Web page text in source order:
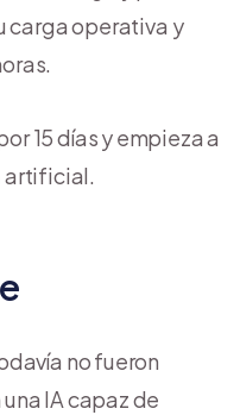
carga operativa y
15 días y empieza a
artificial.
no fueron
IA capaz de